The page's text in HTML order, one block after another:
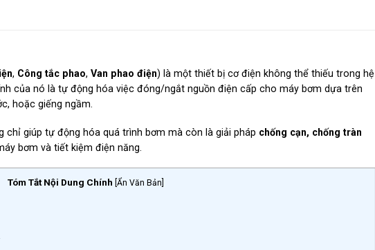
, Công tắc phao, Van phao điện) là một thiết bị cơ điện không thể thiếu trong hệ
của nó là tự động hóa việc đóng/ngắt nguồn điện cấp cho máy bơm dựa trên
hoặc giếng ngầm.
chỉ giúp tự động hóa quá trình bơm mà còn là giải pháp chống cạn, chống tràn
bơm và tiết kiệm điện năng.
Tóm Tắt Nội Dung Chính Ẩn Văn Bản